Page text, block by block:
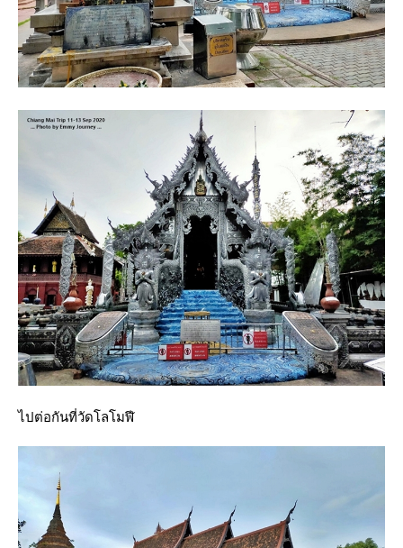
ไปต่อกันที่วัดโลโมฬี